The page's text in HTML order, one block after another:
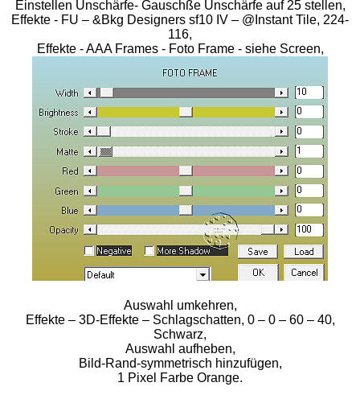
Einstellen Unschärfe- Gauschße Unschärfe auf 25 stellen,
Effekte - FU – &Bkg Designers sf10 IV – @Instant Tile, 224-
116,
Effekte - AAA Frames - Foto Frame - siehe Screen,
Auswahl umkehren,
Effekte – 3D-Effekte – Schlagschatten, 0 – 0 – 60 – 40,
Schwarz,
Auswahl aufheben,
Bild-Rand-symmetrisch hinzufügen,
1 Pixel Farbe Orange.